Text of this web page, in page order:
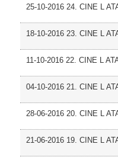
25-10-2016 24. CINE L
18-10-2016 23. CINE L
11-10-2016 22. CINE L
04-10-2016 21. CINE L
28-06-2016 20. CINE L
21-06-2016 19. CINE L